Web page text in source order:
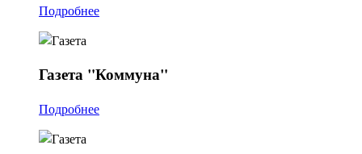
Подробнее
Газета "Коммуна"
Подробнее